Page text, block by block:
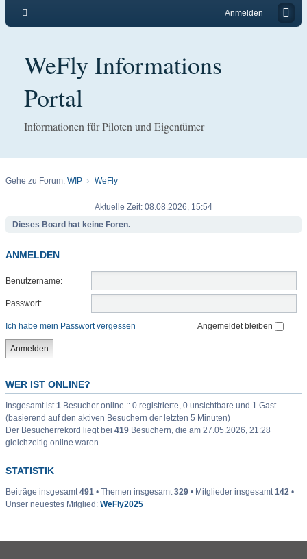
Anmelden
WeFly Informations
Portal
Informationen für Piloten und Eigentümer
Gehe zu Forum: WIP WeFly
Aktuelle Zeit: 08.08.2026, 15:54
Dieses Board hat keine Foren.
ANMELDEN
Benutzername:
Passwort:
Ich habe mein Passwort vergessen Angemeldet bleiben
WER IST ONLINE?
Insgesamt ist1 Besucher online :: 0 registrierte, 0 unsichtbare und 1 Gast
(basierend auf den aktiven Besuchern der letzten 5 Minuten)
Der Besucherrekord liegt bei 419 Besuchern, die am 27.05.2026, 21:28
gleichzeitig online waren.
STATISTIK
Beiträge insgesamt491 • Themen insgesamt329 • Mitglieder insgesamt142 •
Unser neuestes Mitglied: WeFly2025